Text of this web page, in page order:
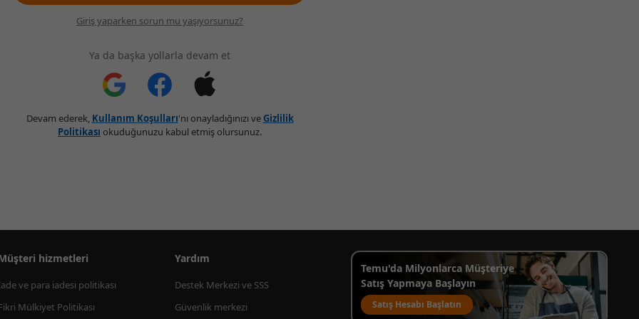
Giriş yaparken sorun mu yaşıyorsunuz?
Ya da başka yollarla devam et
Devam ederek, Kullanım Koşulları'nı onayladığınızı ve Gizlilik
Politikası okuduğunuzu kabul etmiş olursunuz.
hizmetleri
ve para iadesi politikası
Mülkiyet Politikası
Yardım
Destek Merkezi ve SSS
Güvenlik merkezi
Temu'da Milyonlarca Müşteriye
Satış Yapmaya Başlayın
Satış Hesabı Başlatın